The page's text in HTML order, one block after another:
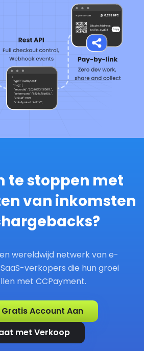
te stoppen met
van inkomsten
wereldwijd netwerk van e-
verkopers die hun groei
met CCPayment.
Account Aan
met Verkoop